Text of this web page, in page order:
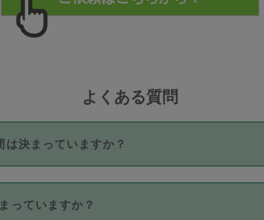
よくある質問
決まっていますか？
定です。3時間を超えて依頼したい場合は、
だくには、タスカジさんに事前に相談し、合
っていますか？